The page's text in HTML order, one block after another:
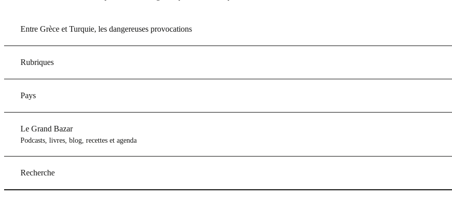
Entre Grèce et Turquie, les dangereuses provocations
Rubriques
Pays
Le Grand Bazar
Podcasts, livres, blog, recettes et agenda
Recherche